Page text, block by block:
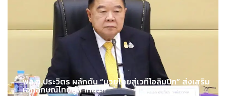
พล.อ.ประวิตร ผลักดัน “มวยไทยสู่เวทีโอลิมปิก” ส่งเสริม
เอกลักษณ์ไทยสู่สากล !!!